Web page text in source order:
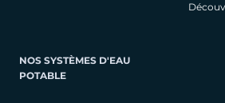
NOS SYSTÈMES D'EAU
POTABLE